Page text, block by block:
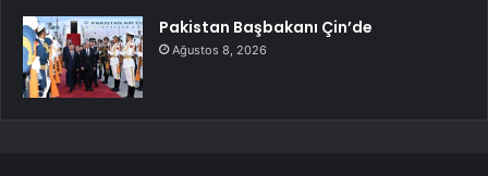
Pakistan Başbakanı Çin’de
Ağustos 8, 2026